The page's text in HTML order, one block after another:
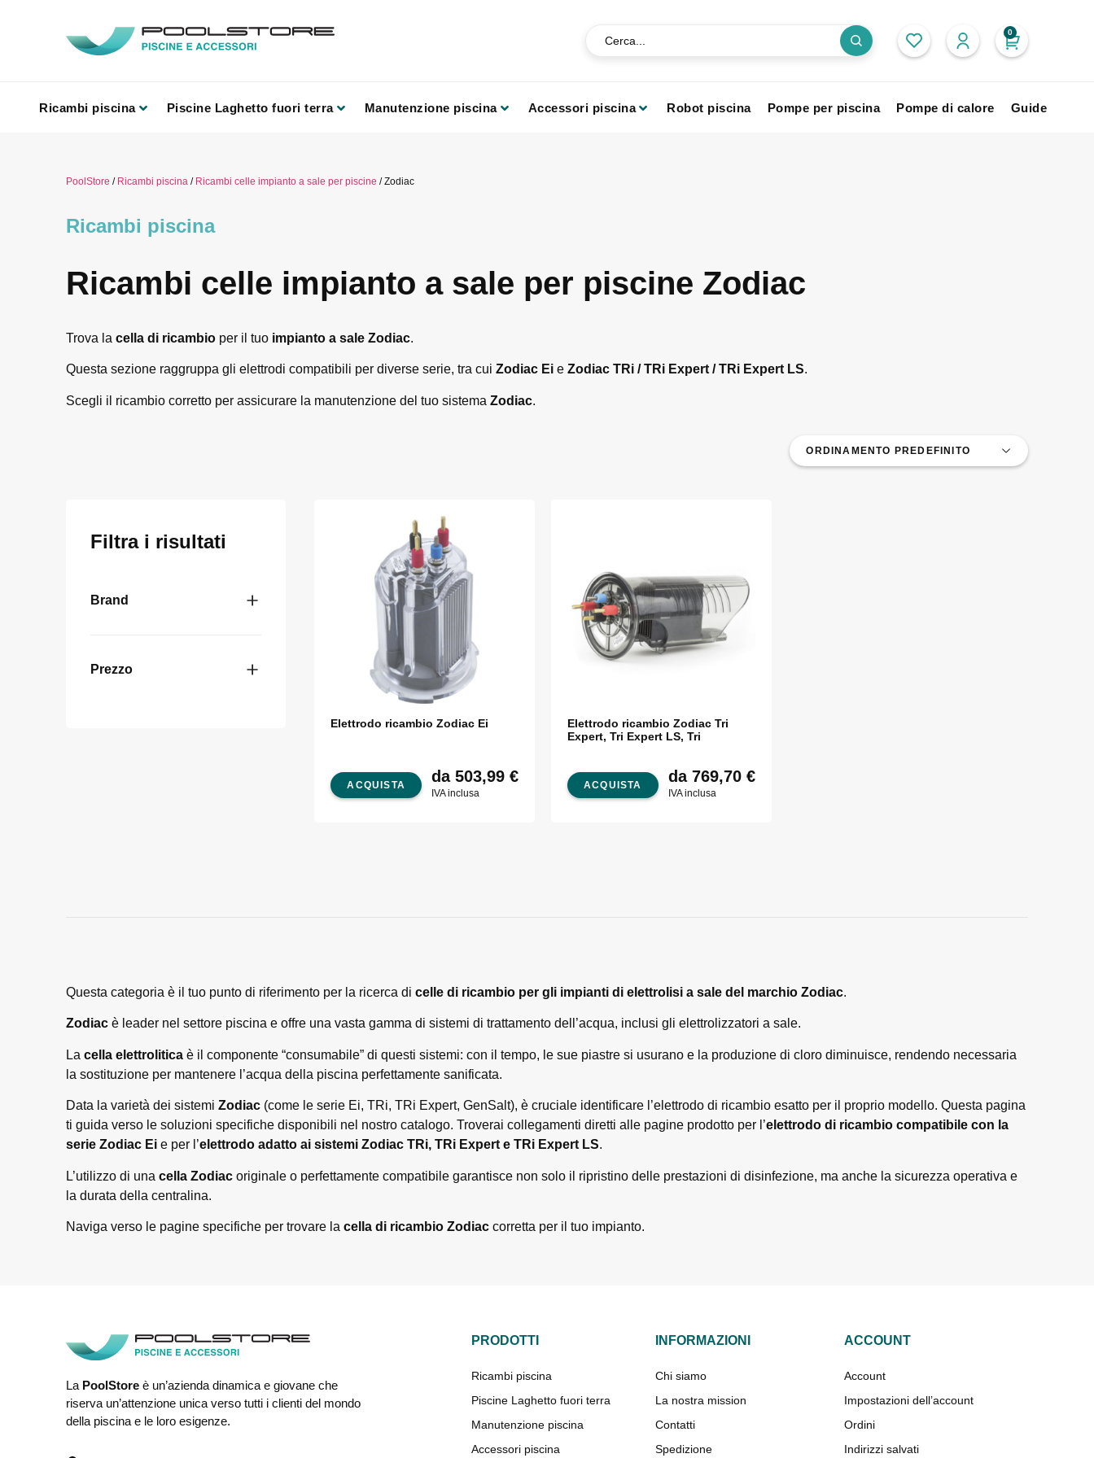
0
Ricambi piscina Piscine Laghetto fuori terra Manutenzione piscina Accessori piscina Robot piscina Pompe per piscina Pompe di calore Guide
PoolStore / Ricambi piscina/ Ricambi celle impianto a sale per piscine / Zodiac
Ricambi piscina
Ricambi celle impianto a sale per piscine Zodiac
Trova la cella di ricambioper il tuo impianto a sale Zodiac.
Questa sezione raggruppa gli elettrodi compatibili per diverse serie, tra cui Zodiac Eie Zodiac TRi / TRi Expert / TRi Expert LS.
Scegli il ricambio corretto per assicurare la manutenzione del tuo sistema Zodiac.
Filtra i risultati
Brand
Prezzo
Elettrodo ricambio Zodiac Ei
ACQUISTA da 503,99 €
IVA inclusa
Elettrodo ricambio Zodiac Tri
Expert, Tri Expert LS, Tri
ACQUISTA da 769,70 €
IVA inclusa
Questa categoria è il tuo punto di riferimento per la ricerca di celle di ricambio per gli impianti di elettrolisi a sale del marchio Zodiac.
Zodiacè leader nel settore piscina e offre una vasta gamma di sistemi di trattamento dell’acqua, inclusi gli elettrolizzatori a sale.
La cella elettroliticaè il componente “consumabile” di questi sistemi: con il tempo, le sue piastre si usurano e la produzione di cloro diminuisce, rendendo necessaria
la sostituzione per mantenere l’acqua della piscina perfettamente sanificata.
Data la varietà dei sistemi Zodiac(come le serie Ei, TRi, TRi Expert, GenSalt), è cruciale identificare l’elettrodo di ricambio esatto per il proprio modello. Questa pagina
ti guida verso le soluzioni specifiche disponibili nel nostro catalogo. Troverai collegamenti diretti alle pagine prodotto per l’elettrodo di ricambio compatibile con la
serie Zodiac Eie per l’elettrodo adatto ai sistemi Zodiac TRi, TRi Expert e TRi Expert LS.
L’utilizzo di una cella Zodiacoriginale o perfettamente compatibile garantisce non solo il ripristino delle prestazioni di disinfezione, ma anche la sicurezza operativa e
la durata della centralina.
Naviga verso le pagine specifiche per trovare la cella di ricambio Zodiac corretta per il tuo impianto.
La PoolStoreè un’azienda dinamica e giovane che
riserva un’attenzione unica verso tutti i clienti del mondo
della piscina e le loro esigenze.
PRODOTTI
Ricambi piscina
Piscine Laghetto fuori terra
Manutenzione piscina
Accessori piscina
INFORMAZIONI
Chi siamo
La nostra mission
Contatti
Spedizione
ACCOUNT
Account
Impostazioni dell’account
Ordini
Indirizzi salvati